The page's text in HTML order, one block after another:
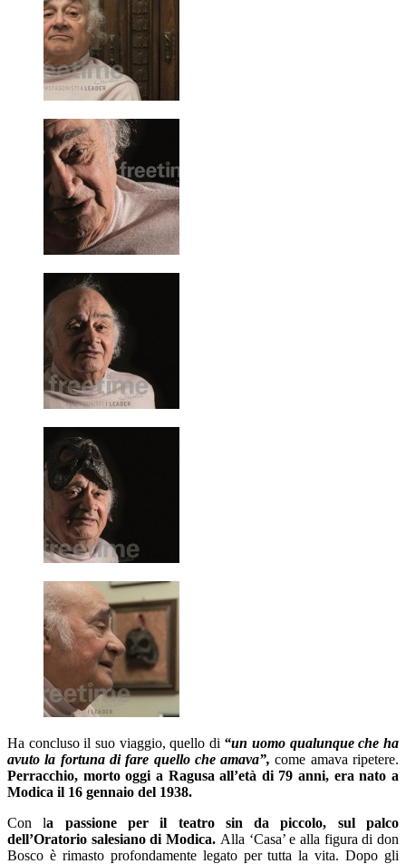
Ha concluso il suo viaggio, quello di “un uomo qualunque che ha
avuto la fortuna di fare quello che amava”,come amava ripetere.
Perracchio, morto oggi a Ragusa all’età di 79 anni, era nato a
Modica il 16 gennaio del 1938.
Con la passione per il teatro sin da piccolo, sul palco
dell’Oratorio salesiano di Modica. Alla ‘Casa’ e alla figura di don
Bosco è rimasto profondamente legato per tutta la vita. Dopo gli